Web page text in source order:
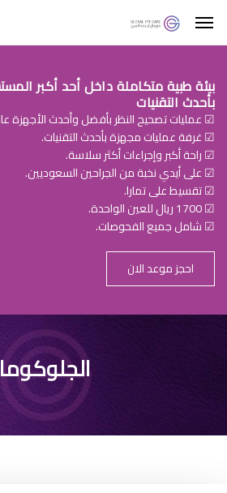
بيئة طبية متكاملة داخل أحد أكبر
بأحدث التقنيات
☑ عمليات تصحيح النظر بأفضل وأحدث الأجهزة
☑ غرفة عمليات مجهزة بأحدث التقنيات.
☑ راحة أكبر وإجراءات أكثر سلاسة.
☑ على أيدي نخبة من الجراحين السعوديين.
☑ تقسيط على تمارا.
☑ 1700 ريال للعين الواحدة.
☑ شامل جميع الفحوصات.
احجز موعد الان
علاج العين الماء
الجلوكوما